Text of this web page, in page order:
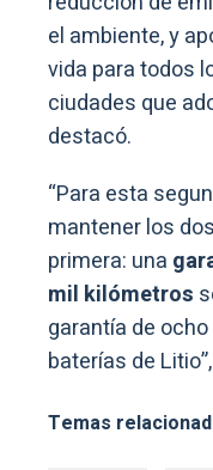
el ambiente, y
vida para todos
ciudades que
destacó.
“Para esta
mantener los
primera: una
mil kilómetros
garantía de
baterías de
Temas